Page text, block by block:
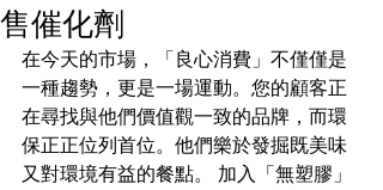
售催化劑
在今天的市場，「良心消費」不僅僅是
一種趨勢，更是一場運動。您的顧客正
在尋找與他們價值觀一致的品牌，而環
保正正位列首位。他們樂於發掘既美味
又對環境有益的餐點。 加入「無塑膠」